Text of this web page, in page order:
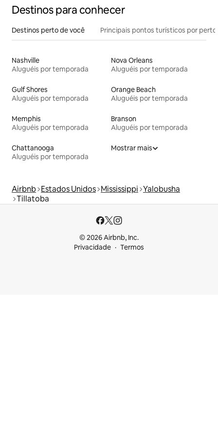
Destinos para conhecer
Destinos perto de você Principais pontos turísticos por perto
Nashville
Aluguéis por temporada
Nova Orleans
Aluguéis por temporada
Gulf Shores
Aluguéis por temporada
Orange Beach
Aluguéis por temporada
Memphis
Aluguéis por temporada
Branson
Aluguéis por temporada
Chattanooga
Aluguéis por temporada
Mostrar mais
Airbnb Estados Unidos Mississippi Yalobusha
Tillatoba
© 2026 Airbnb, Inc.
Privacidade
Termos